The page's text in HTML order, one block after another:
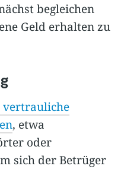
begleichen
Geld erhalten zu
vertrauliche
, etwa
oder
sich der Betrüger